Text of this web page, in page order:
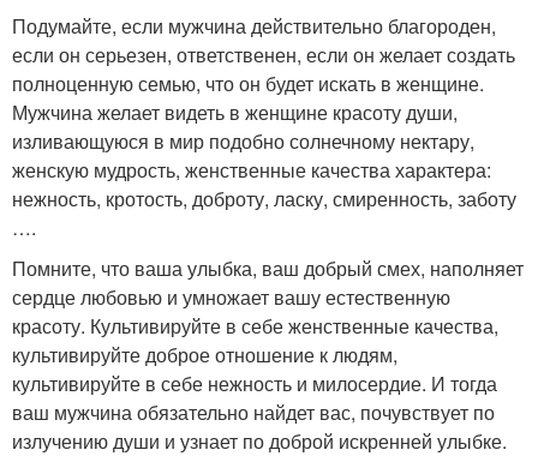
Подумайте, если мужчина действительно благороден,
если он серьезен, ответственен, если он желает создать
полноценную семью, что он будет искать в женщине.
Мужчина желает видеть в женщине красоту души,
изливающуюся в мир подобно солнечному нектару,
женскую мудрость, женственные качества характера:
нежность, кротость, доброту, ласку, смиренность, заботу
….
Помните, что ваша улыбка, ваш добрый смех, наполняет
сердце любовью и умножает вашу естественную
красоту. Культивируйте в себе женственные качества,
культивируйте доброе отношение к людям,
культивируйте в себе нежность и милосердие. И тогда
ваш мужчина обязательно найдет вас, почувствует по
излучению души и узнает по доброй искренней улыбке.